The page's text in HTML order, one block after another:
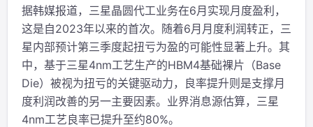
据韩媒报道，三星晶圆代工业务在6月实现月度盈利，
这是自2023年以来的首次。随着6月月度利润转正，三
星内部预计第三季度起扭亏为盈的可能性显著上升。其
中，基于三星4nm工艺生产的HBM4基础裸片（Base
Die）被视为扭亏的关键驱动力，良率提升则是支撑月
度利润改善的另一主要因素。业界消息源估算，三星
4nm工艺良率已提升至约80%。